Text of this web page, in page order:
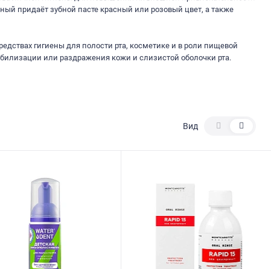
придаёт зубной пасте красный или розовый цвет, а также
гигиены для полости рта, косметике и в роли пищевой
или раздражения кожи и слизистой оболочки рта.
Вид